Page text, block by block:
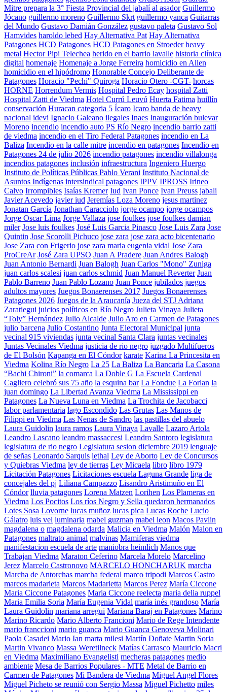
Mitre prepara la 3° Fiesta Provincial del jabalí al asador Guillermo
Jócano guillermo moreno Guillermo Skrt guillermo yanca Guitarras
del Mundo Gustavo Damián González gustavo paleta Gustavo Sol
Hamvides haroldo lebed Hay Alternativa Pat Hay Alternativa
Patagones HCD Patagones HCD Patagones en Stroeder heavy
metal Hector Pipi Telechea herido en el barrio lavalle historia clínica
digital homenaje Homenaje a Jorge Ferreira homicidio en Allen
homicidio en el hipódromo Honorable Concejo Deliberante de
Patagones Horacio "Pechi" Quiroga Horacio Otero -CGT- horcas
HORNE Horrendum Vermis Hospital Pedro Ecay hospital Zatti
Hospital Zatti de Viedma Hotel Currú Leuvú Huerta Fatima huillín
conservación Huracan categoria 5 Ícaro Icaro banda de heavy
nacional idevi Ignacio Galeano ilegales Inaes Inauguración bulevar
Moreno incendio incendio auto PS Río Negro incendio barrio zatti
de viedma incendio en el Tiro Federal Patagones incendio en La
Baliza Incendio en la calle mitre incendio en patagones Incendio en
Patagones 24 de julio 2026 incendio patagones incendio villalonga
incendios patagones inclusión infraestructura Ingeniero Huergo
Instituto de Políticas Públicas Pablo Verani Instituto Nacional de
Asuntos Indígenas intersindical patagones IPPV IPROSS Irineo
Calvo Irrompibles Isaías Kremer Iud Ivan Ponce Ivan Preuss jabali
Javier Acevedo javier iud Jeremías Loza Moreno jesus martinez
Jonatan García Jonathan Caracciolo jorge ocampo jorge ocampos
Jorge Oscar Lima Jorge Vallaza jose foulkes jose foulkes damian
miler Jose luis foulkes José Luis Garcia Pinasco Jose Luis Zara Jose
Quintin Jose Scorolli Pichuco jose zara jose zara acto bicentenario
Jose Zara con Frigerio jose zara maria eugenia vidal Jose Zara
ProCreAr José Zara UPSO Juan A Pradere Juan Andres Balogh
Juan Antonio Bernardi Juan Balogh Juan Carlos "Mono" Zuniga
juan carlos scalesi juan carlos schmid Juan Manuel Reverter Juan
Pablo Barreno Juan Pablo Lozano Juan Ponce jubilados juegos
adultos mayores Juegos Bonaerenses 2017 Juegos Bonaerenses
Patagones 2026 Juegos de la Araucanía Jueza del STJ Adriana
Zaratiegui juicios políticos en Río Negro Julieta Vinaya Julieta
“Toly” Hernández Julio Alcalde Julio Aro en Carmen de Patagones
julio barcena Julio Costantino Junta Electoral Municipal junta
vecinal 915 viviendas junta vecinal Santa Clara juntas vecinales
Juntas Vecinales Viedma justicia de rio negro juzgado Multifueros
de El Bolsón Kapanga en El Cóndor karate Karina La Princesita en
Viedma Kolina Río Negro La 25 La Baliza La Bancaria La Casona
“Bachi Chironi” la comarca La Doble G La Escuela Cardenal
Cagliero celebró sus 75 año la esquina bar La Fondue La Forlan la
juan domingo La Libertad Avanza Viedma La Mississippi en
Patagones La Nueva Luna en Viedma La Trochita de Jacobacci
labor parlamentaria lago Escondido Las Grutas Las Manos de
Filippi en Viedma Las Nenas de Sandro las pastillas del abuelo
Laura Guidolin laura ramos Laura Vinaya Lavalle Lazaro Artola
Leandro Lascano leandro massaccesi Leandro Santoro legislatura
legislatura de rio negro Legislatura sesion diciembre 2019 lenguaje
de señas Leonardo Sarquis lethal Ley de Aborto Ley de Concursos
y Quiebras Viedma ley de tierras Ley Micaela libro libro 1979
Licitación Patagones Licitaciones escuela Laguna Grande liga de
concejales del pj Liliana Campazzo Lisandro Aristimuño en El
Cóndor lluvia patagones Lorena Matzen Lorihen Los Plameras en
Viedma Los Pocitos Los ríos Negro y Sella quedaron hermanados
Lotes Sosa Lovorne lucas muñoz lucas pica Lucas Roche Lucio
Gálatro luis vel luminaria mabel guzman mabel leon Macos Pavlin
magdalena o magdalena odarda Malicia en Viedma Malón Malon en
Patagones maltrato animal malvinas Mamiferas viedma
manifestacion escuela de arte maniobra heimlich Manos que
Trabajan Viedma Maraton Ceferino Marcela Morelo Marcelino
Jerez Marcelo Castronovo MARCELO HONCHARUK marcha
Marcha de Antorchas marcha federal marco tripodi Marcos Castro
marcos madarieta Marcos Madarietta Marcos Perez María Ciccone
Maria Ciccone Patagones Maria Ciccone reelecta maria delia ruppel
Maria Emilia Soria María Eugenia Vidal maría inés grandoso María
Laura Guidolin mariana arregui Mariana Baraj en Patagones Marino
Marino Ricardo Mario Alberto Francioni Mario de Rege Intendente
mario franccioni mario guanca Mario Guanca Genoveva Molinari
Paola Casadei Mario Ian marta milesi Martín Doñate Martin Soria
Martin Vivanco Massa Weretilneck Matías Carrasco Mauricio Macri
en Viedma Maximiliano Evangelisti mecheras patagones medio
ambiente Mesa de Barrios Populares - MTE Metal de Barrio en
Carmen de Patagones Mi Bandera de Viedma Miguel Angel Flores
Miguel Picheto se reunió con Sergio Massa Miguel Pichetto miles